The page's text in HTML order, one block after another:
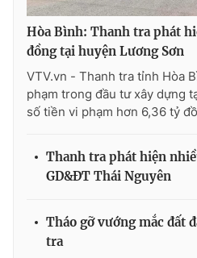
thuận bằng văn bản. Ghi rõ
thông tin từ website này.
Hòa Bình: Thanh tra phát
đồng tại huyện Lương Sơn
VTV.vn - Thanh tra tỉnh Hòa
phạm trong đầu tư xây dựng
số tiền vi phạm hơn 6,36 tỷ
Thanh tra phát hiện
GD&ĐT Thái Nguyên
Tháo gỡ vướng mắc đất
tra